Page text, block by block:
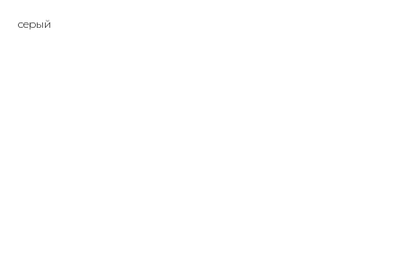
серый